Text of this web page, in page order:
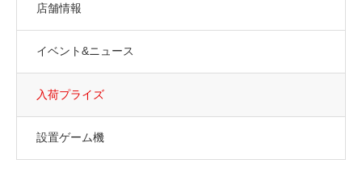
店舗情報
イベント&ニュース
入荷プライズ
設置ゲーム機